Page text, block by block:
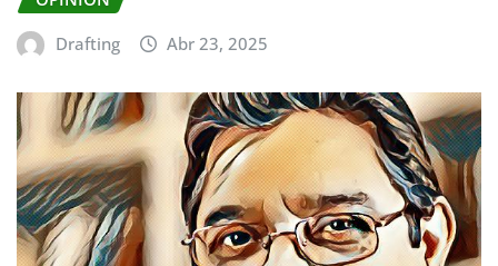
Drafting
Abr 23, 2025